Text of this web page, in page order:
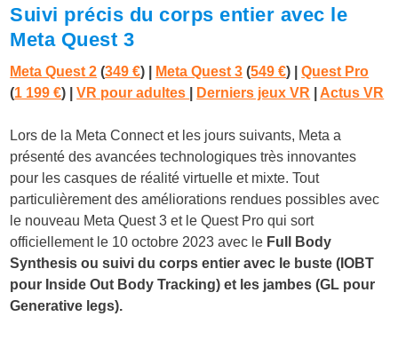
Suivi précis du corps entier avec le
Meta Quest 3
Meta Quest 2 (349 €) | Meta Quest 3 (549 €) |Quest Pro
(1 199 €) |VR pour adultes Derniers jeux VR Actus VR
Lors de la Meta Connect et les jours suivants, Meta a
présenté des avancées technologiques très innovantes
pour les casques de réalité virtuelle et mixte. Tout
particulièrement des améliorations rendues possibles avec
le nouveau Meta Quest 3 et le Quest Pro qui sort
officiellement le 10 octobre 2023 avec le Full Body
Synthesis ou suivi du corps entier avec le buste (IOBT
pour Inside Out Body Tracking) et les jambes (GL pour
Generative legs).